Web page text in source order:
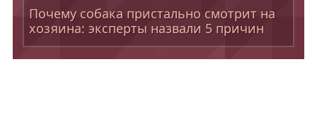
Почему собака пристально смотрит на
хозяина: эксперты назвали 5 причин